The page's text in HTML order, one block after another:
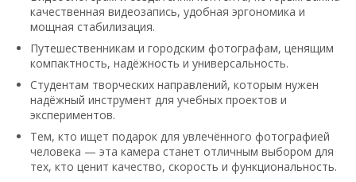
качественная видеозапись, удобная эргономика и
мощная стабилизация.
Путешественникам и городским фотографам, ценящим
компактность, надёжность и универсальность.
Студентам творческих направлений, которым нужен
надёжный инструмент для учебных проектов и
экспериментов.
Тем, кто ищет подарок для увлечённого фотографией
человека — эта камера станет отличным выбором для
тех, кто ценит качество, скорость и функциональность.